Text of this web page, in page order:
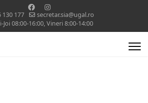
130 177
secretar.sia@ugal.ro
Joi 08:00-16:00, Vineri 8:00-14:00